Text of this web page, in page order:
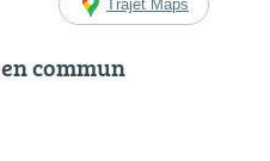
Trajet Maps
commun